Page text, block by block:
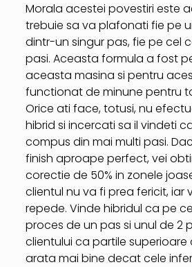
Morala acestei povestiri este
trebuie sa va plafonati fie pe
dintr-un singur pas, fie pe cel
pasi. Aceasta formula a fost
aceasta masina si pentru
functionat de minune pentru
Orice ati face, totusi, nu
hibrid si incercati sa il vindeti
compus din mai multi pasi.
finish aproape perfect, vei
corectie de 50% in zonele
clientul nu va fi prea fericit, iar
repede. Vinde hibridul ca pe
proces de un pas si unul de 2
clientului ca partile superioare
arata mai bine decat cele